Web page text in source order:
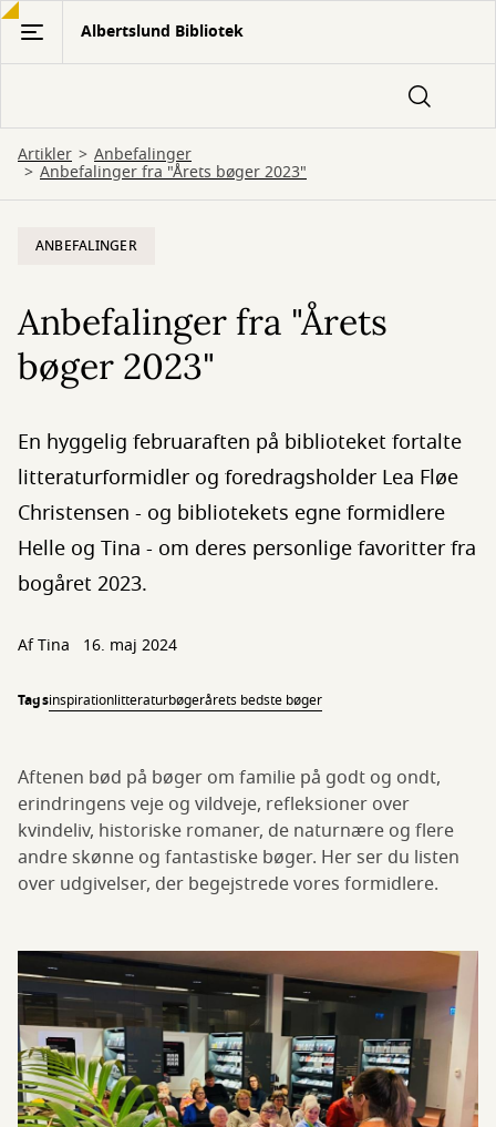
Gå
hovedindhold
Albertslund Bibliotek
Artikler Anbefalinger
Anbefalinger fra "Årets bøger 2023"
ANBEFALINGER
Anbefalinger fra "Årets
bøger 2023"
En hyggelig februaraften på biblioteket fortalte
litteraturformidler og foredragsholder Lea Fløe
Christensen - og bibliotekets egne formidlere
Helle og Tina - om deres personlige favoritter fra
bogåret 2023.
AfTina 16. maj 2024
Tagsinspirationlitteraturbøgerårets bedste bøger
Aftenen bød på bøger om familie på godt og ondt,
erindringens veje og vildveje, refleksioner over
kvindeliv, historiske romaner, de naturnære og flere
andre skønne og fantastiske bøger. Her ser du listen
over udgivelser, der begejstrede vores formidlere.